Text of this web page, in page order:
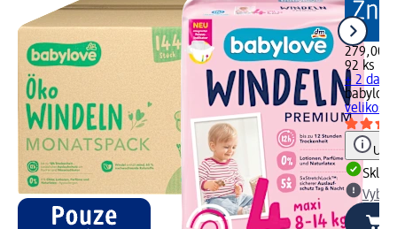
279,00
92 ks
+ 2
babylove
velikost